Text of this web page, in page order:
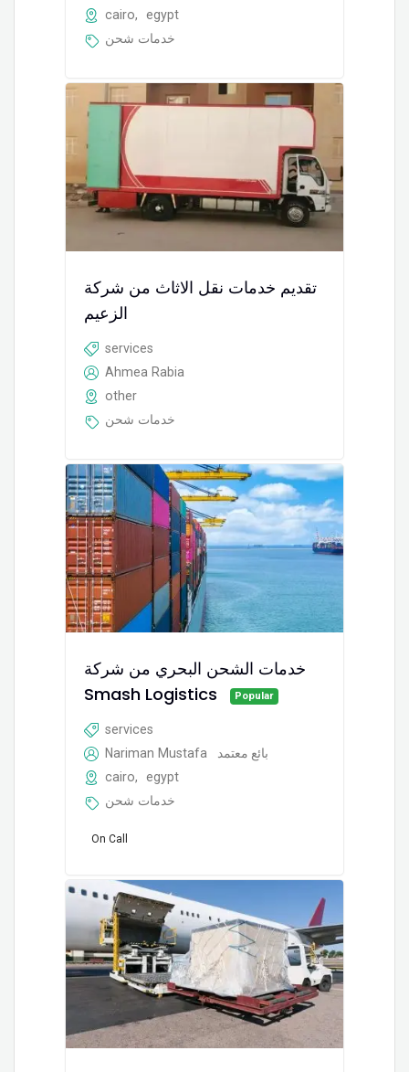
cairo,
egypt
خدمات شحن
تقديم خدمات نقل الاثاث من شركة
الزعيم
services
Ahmea Rabia
other
خدمات شحن
خدمات الشحن البحري من شركة
Smash Logistics
Popular
services
Nariman Mustafa
بائع معتمد
cairo,
egypt
خدمات شحن
On Call